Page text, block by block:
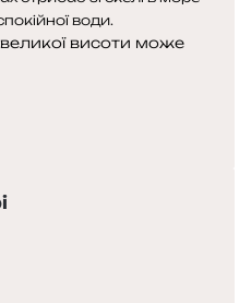
висоти може